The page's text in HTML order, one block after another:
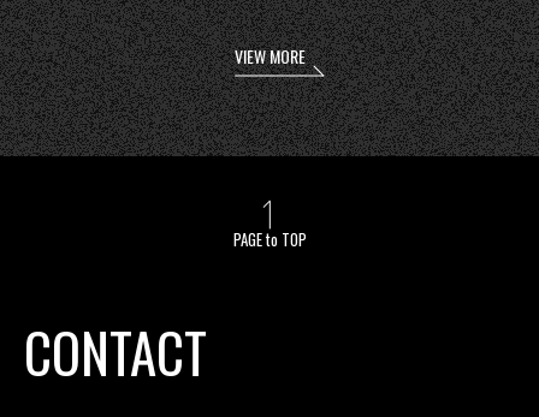
VIEW MORE
PAGE to TOP
CONTACT